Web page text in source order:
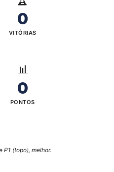
0
VITÓRIAS
📊
0
PONTOS
(topo), melhor.